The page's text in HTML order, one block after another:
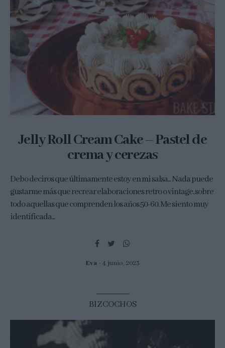
Jelly Roll Cream Cake – Pastel de
crema y cerezas
Debo deciros que últimamente estoy en mi salsa... Nada puede
gustarme más que recrear elaboraciones retro o vintage, sobre
todo aquellas que comprenden los años 50-60. Me siento muy
identificada...
Eva 4 junio, 2023
BIZCOCHOS